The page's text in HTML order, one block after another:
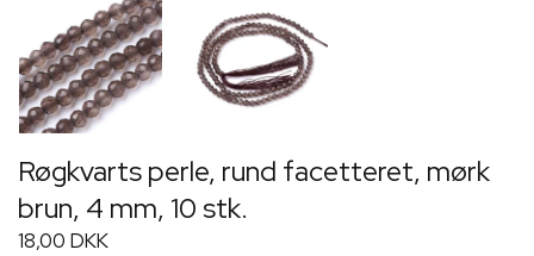
Røgkvarts perle, rund facetteret, mørk
brun, 4 mm, 10 stk.
18,00 DKK